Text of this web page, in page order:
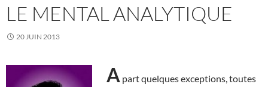
LE MENTAL ANALYTIQUE
20 JUIN 2013
A part quelques exceptions, toutes